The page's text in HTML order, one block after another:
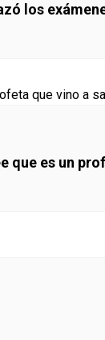
los
que es un